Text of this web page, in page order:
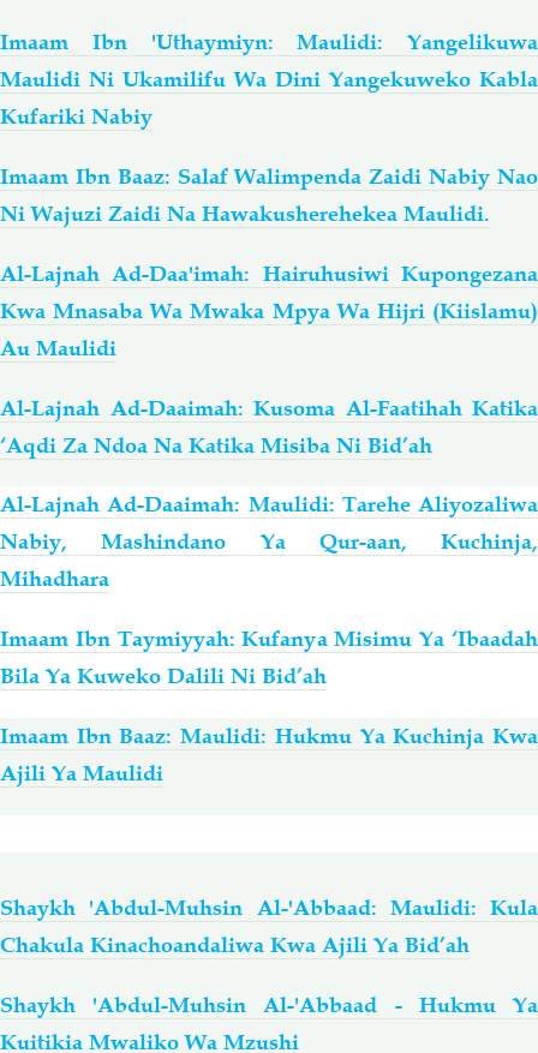
Imaam Ibn 'Uthaymiyn: Maulidi: Yangelikuwa
Maulidi Ni Ukamilifu Wa Dini Yangekuweko Kabla
Kufariki Nabiy
Imaam Ibn Baaz: Salaf Walimpenda Zaidi Nabiy Nao
Ni Wajuzi Zaidi Na Hawakusherehekea Maulidi.
Al-Lajnah Ad-Daa'imah: Hairuhusiwi Kupongezana
Kwa Mnasaba Wa Mwaka Mpya Wa Hijri (Kiislamu)
Au Maulidi
Al-Lajnah Ad-Daaimah: Kusoma Al-Faatihah Katika
‘Aqdi Za Ndoa Na Katika Misiba Ni Bid’ah
Al-Lajnah Ad-Daaimah: Maulidi: Tarehe Aliyozaliwa
Nabiy, Mashindano Ya Qur-aan, Kuchinja,
Mihadhara
Imaam Ibn Taymiyyah: Kufanya Misimu Ya ‘Ibaadah
Bila Ya Kuweko Dalili Ni Bid’ah
Imaam Ibn Baaz: Maulidi: Hukmu Ya Kuchinja Kwa
Ajili Ya Maulidi
Shaykh 'Abdul-Muhsin Al-'Abbaad: Maulidi: Kula
Chakula Kinachoandaliwa Kwa Ajili Ya Bid’ah
Shaykh 'Abdul-Muhsin Al-'Abbaad - Hukmu Ya
Kuitikia Mwaliko Wa Mzushi